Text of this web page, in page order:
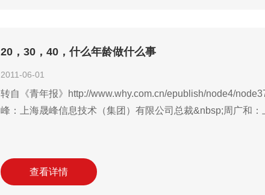
20，30，40，什么年龄做什么事
2011-06-01
转自《青年报》http://www.why.com.cn/epublish/node4/
峰：上海晟峰信息技术（集团）有限公司总裁&nbsp;周广和
查看详情